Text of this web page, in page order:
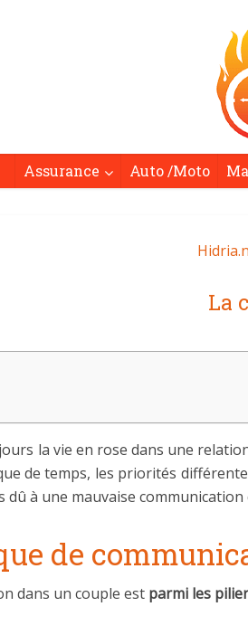
Assurance Auto /Moto
La
la vie en rose dans une
de temps, les priorités
dû à une mauvaise communication
de
dans un couple est parmi les